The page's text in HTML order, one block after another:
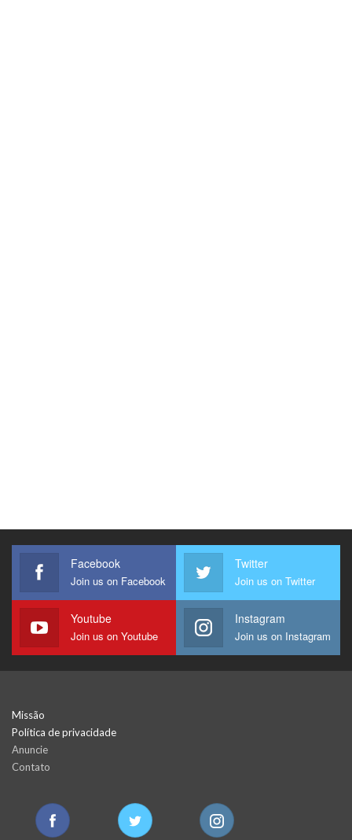
Facebook
Join us on Facebook
Twitter
Join us on Twitter
Youtube
Join us on Youtube
Instagram
Join us on Instagram
Missão
Política de privacidade
Anuncie
Contato